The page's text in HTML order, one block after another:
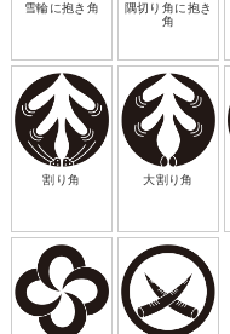
雪輪に抱き角
隅切り角に抱き
角
割り角 大割り角